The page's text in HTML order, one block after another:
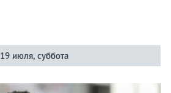
19 июля, суббота